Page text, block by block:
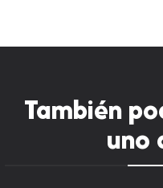
condiciones de disparo.
G Master
También
uno